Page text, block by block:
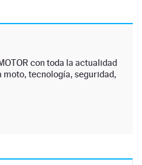
con toda la actualidad
moto, tecnología, seguridad,